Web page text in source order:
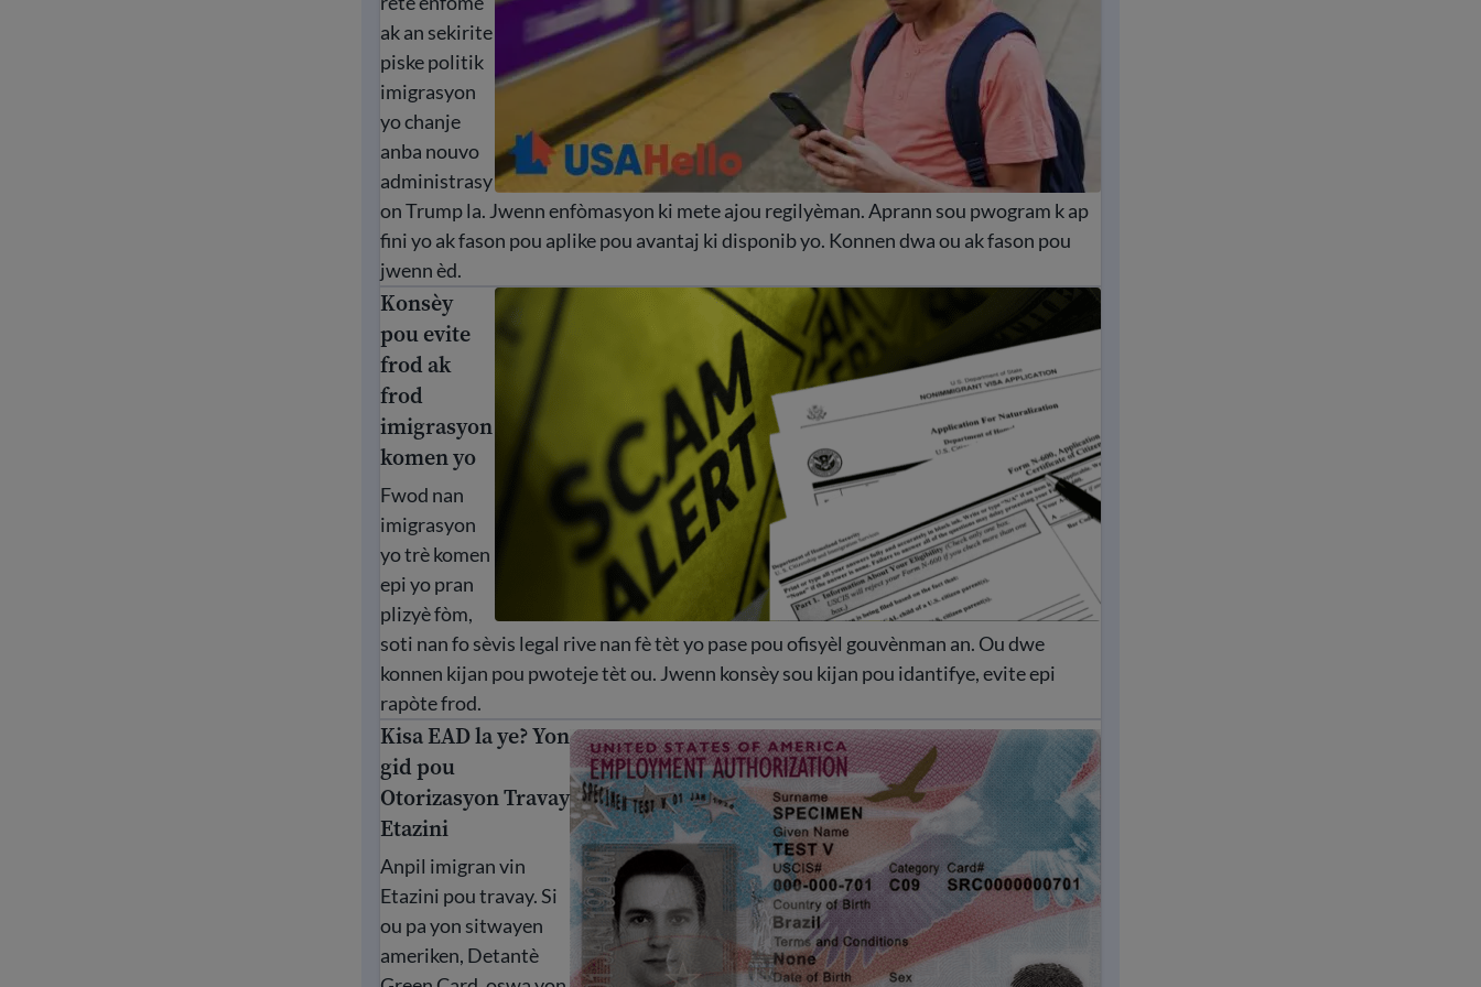
ak an sekirite
piske politik
imigrasyon
yo chanje
anba nouvo
administrasy
on Trump la. Jwenn enfòmasyon ki mete ajou regilyèman. Aprann sou pwogram k ap
fini yo ak fason pou aplike pou avantaj ki disponib yo. Konnen dwa ou ak fason pou
jwenn èd.
Konsèy pou evite frod ak frod imigrasyon komen yo
Konsèy
pou evite
frod ak
frod
imigrasyon
komen yo
Fwod nan
imigrasyon
yo trè komen
epi yo pran
plizyè fòm,
soti nan fo sèvis legal rive nan fè tèt yo pase pou ofisyèl gouvènman an. Ou dwe
konnen kijan pou pwoteje tèt ou. Jwenn konsèy sou kijan pou idantifye, evite epi
rapòte frod.
Kisa EAD la ye? Yon gid pou Otorizasyon Travay Etazini
Kisa EAD la ye? Yon
gid pou
Otorizasyon Travay
Etazini
Anpil imigran vin
Etazini pou travay. Si
ou pa yon sitwayen
ameriken, Detantè